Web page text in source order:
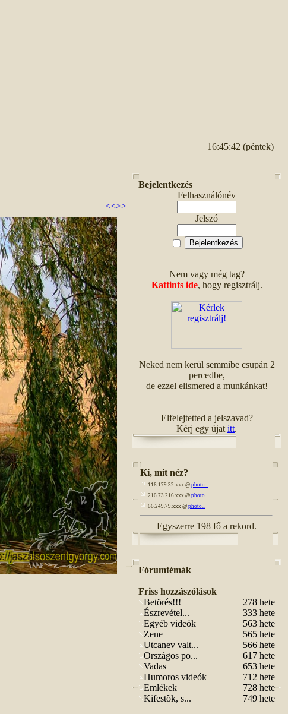
16:45:42 (péntek)
<<>>
Bejelentkezés
Felhasználónév
Jelszó
Nem vagy még tag?
Kattints ide, hogy regisztrálj.
Neked nem kerül semmibe csupán 2
percedbe,
de ezzel elismered a munkánkat!
Elfelejtetted a jelszavad?
Kérj egy újat itt.
Ki, mit néz?
116.179.32.xxx @ photo...
216.73.216.xxx @ photo...
66.249.79.xxx @ photo...
Egyszerre 198 fő a rekord.
Fórumtémák
Friss hozzászólások
Betörés!!!
278 hete
Észrevétel...
333 hete
Egyéb videók
563 hete
Zene
565 hete
Utcanev valt...
566 hete
Országos po...
617 hete
Vadas
653 hete
Humoros videók
712 hete
Emlékek
728 hete
Kifestõk, s...
749 hete